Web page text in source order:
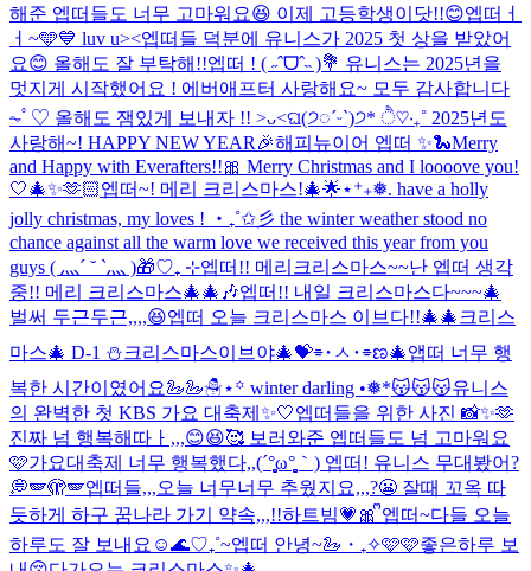
해준 엡떠들도 너무 고마워요😆 이제 고등학생이닷!!😊엡떠ㅓ
ㅓ~🩵💙 luv u><엡떠들 덕분에 유니스가 2025 첫 상을 받았어
요😊 올해도 잘 부탁해!!엡떠 ! ( ˶ˆᗜˆ˵ )💐 유니스는 2025년을
멋지게 시작했어요 ! 에버애프터 사랑해요~ 모두 감사합니다
⏦ﾟ♡︎ 올해도 잼있게 보내자 !! >ᴗ<ଘ(੭◌ˊᵕˋ)੭* ੈ♡‧₊˚ 2025년도
사랑해~! HAPPY NEW YEAR🎉해피뉴이어 엡떠 ✨🐍Merry
and Happy with Everafters!!🎀 Merry Christmas and I loooove you!
🤍🎄✨🫶🏻엡떠~! 메리 크리스마스!🎄🌟⋆⁺₊❅. have a holly
jolly christmas, my loves ! ‧₊˚✩彡 the winter weather stood no
chance against all the warm love we received this year from you
guys ( 灬´ ˘ `灬 )🎁♡₊ ⊹엡떠!! 메리크리스마스~~난 엡떠 생각
중!! 메리 크리스마스🎄🎄🎶엡떠!! 내일 크리스마스다~~~🎄
벌써 두근두근,,,,😆엡떠 오늘 크리스마스 이브다!!🎄🎄 크리스
마스🎄 D-1 ⛄️크리스마스이브야🎄💝⌯･ㅅ･⌯ಣ🎄앱떠 너무 행
복한 시간이였어요🦢🦢☃︎⋆꙳ winter darling •❅*ִ😽😽😽유니스
의 완벽한 첫 KBS 가요 대축제✨🤍엡떠들을 위한 사진 📸✨🫶
진짜 넘 행복해따ㅏ,,,😊😆🥰 보러와준 엡떠들도 넘 고마워요
🩷가요대축제 너무 행복했다,,(´°̥̥̥̥̥̥̥̥ω°̥̥̥̥̥̥̥̥｀) 엡떠! 유니스 무대봤어?
💭🪽🫣🪽엡떠들,,,오늘 너무너무 추웠지요,,,?😬 잘때 꼬옥 따
듯하게 하구 꿈나라 가기 약속,,,!!하트빔💗🎀 ᩚ엡떠~다들 오늘
하루도 잘 보내요☺️🌊♡₊˚~엡떠 안녕~🦢・₊✧🩷🩷좋은하루 보